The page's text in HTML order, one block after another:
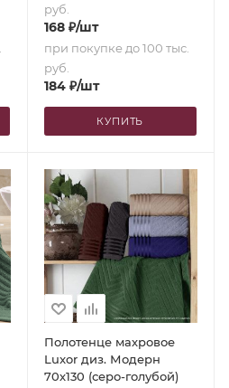
руб.
168₽/шт
при покупке до 100 тыс.
руб.
184₽/шт
КУПИТЬ
Полотенце махровое
Luxor диз. Модерн
70х130 (серо-голубой)